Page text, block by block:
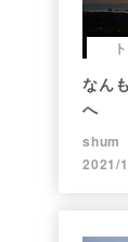
なん
へ
shum
2021/